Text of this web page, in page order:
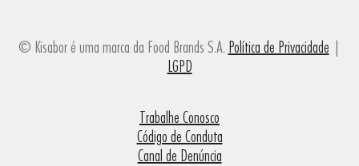
© Kisabor é uma marca da Food Brands S.A. Política de Privacidade |
LGPD
Trabalhe Conosco
Código de Conduta
Canal de Denúncia